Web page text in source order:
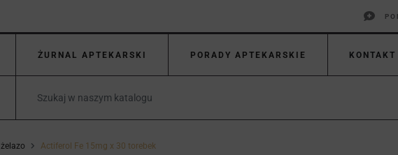
ŻURNAL APTEKARSKI PORADY APTEKARSKIE KONTAKT
żelazo Actiferol Fe 15mg x 30 torebek